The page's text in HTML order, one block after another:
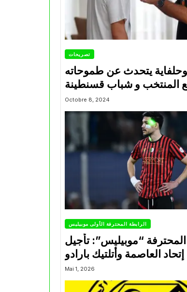
تصريحات
يتحدث عن طموحاته
المنتخب و شباب قسنطينة
Octobre 8, 2024
الرابطة المحترفة الأولى موبيليس
المحترفة “موبيليس”: تأجيل
إتحاد العاصمة وأتلتيك بارادو
Mai 1, 2026